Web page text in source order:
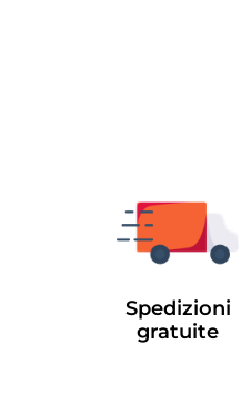
Spedizioni
gratuite